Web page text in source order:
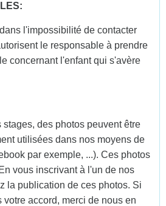
l'impossibilité de contacter
le responsable à prendre
concernant l'enfant qui s'avère
stages, des photos peuvent être
utilisées dans nos moyens de
par exemple, ...). Ces photos
vous inscrivant à l'un de nos
la publication de ces photos. Si
votre accord, merci de nous en